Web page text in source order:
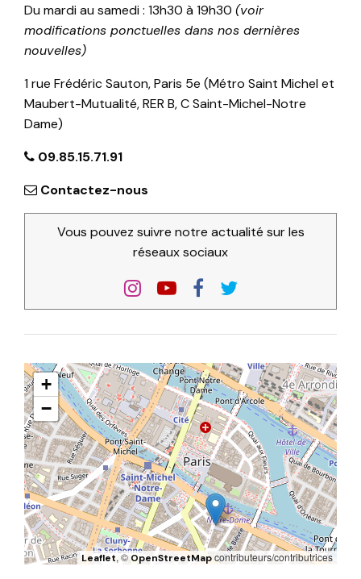
Du mardi au samedi : 13h30 à 19h30 (voir
modifications ponctuelles dans nos dernières
nouvelles)
1 rue Frédéric Sauton, Paris 5e (Métro Saint Michel et
Maubert-Mutualité, RER B, C Saint-Michel-Notre
Dame)
09.85.15.71.91
Contactez-nous
Vous pouvez suivre notre actualité sur les
réseaux sociaux
+
−
Leaflet, ©OpenStreetMapcontributeurs/contributrices